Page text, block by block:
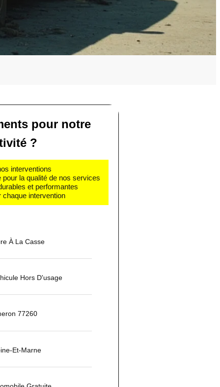
pour notre
?
interventions
la qualité de nos services
et performantes
chaque intervention
À La Casse
Hors D'usage
77260
Et-Marne